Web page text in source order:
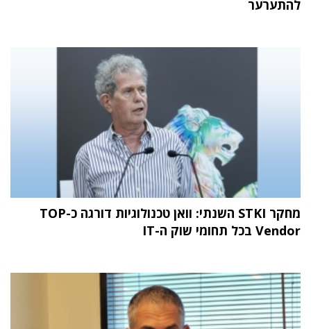
להתערער
מחקר STKI השנתי: וואן טכנולוגיות דורגה כ-TOP
Vendor בכל תחומי שוק ה-IT